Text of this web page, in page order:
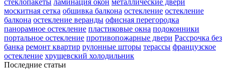
стеклопакеты ламинация окон металлические двери
москитная сетка обшивка балкона остекление остекление
балкона остекление веранды офисная перегородка
панорамное остекление пластиковые окна подоконники
портальное остекление противопожарные двери Рассрочка без
банка ремонт квартир рулонные шторы терассы французское
остекление хрущевский холодильник
Последние статьи